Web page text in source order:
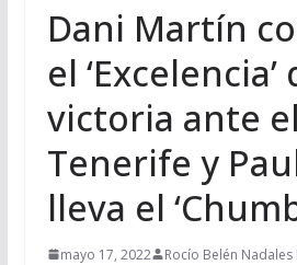
Dani Martín
el ‘Excelencia’
victoria ante el
Tenerife y
lleva el
mayo 17, 2022 Rocío Belén